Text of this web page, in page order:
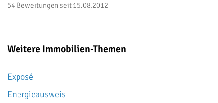
54 Bewertungen seit 15.08.2012
Weitere Immobilien-Themen
Exposé
Energieausweis